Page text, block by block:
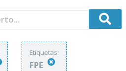
Etiquetas:
FPE